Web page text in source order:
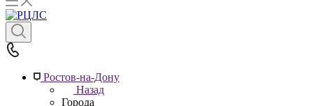
Ростов-на-Дону
Назад
Города